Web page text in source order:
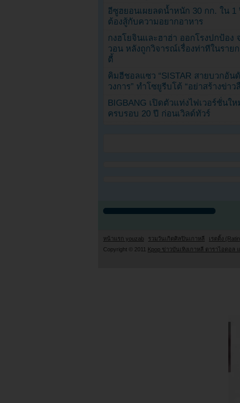
อีซูฮยอนเผยลดน้ำหนัก 30 กก. ใน 1
ต้องสู้กับความอยากอาหาร
กงฮโยจินและฮาฮ่า ออกโรงปกป้อง
วอน หลังถูกวิจารณ์เรื่องท่าทีในรายก
ตี้
คิมฮีชอลแซว “SISTAR สายบวกอัน
วงการ” ทำโซยูรีบโต้ “อย่าสร้างข่าว
BIGBANG เปิดตัวแท่งไฟเวอร์ชั่นใ
ครบรอบ 20 ปี ก่อนเวิลด์ทัวร์
หน้าแรก youzab รวมวันเกิดศิลปินเกาหลี เรตติ้ง
Copyright © 2011 Kpop ข่าวบันเทิงเกาหลี ดาราไอดอ